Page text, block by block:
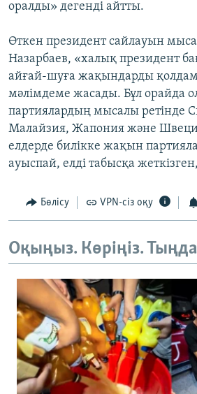
оралды» дегенді айтты.
Өткен президент сайлауын
Назарбаев, «халық президент
айғай-шуға жақындарды
мәлімдеме жасады. Бұл орайда
партиялардың мысалы ретінде
Малайзия, Жапония және
елдерде билікке жақын
ауыспай, елді табысқа
Бөлісу VPN-сіз оқу
Оқыңыз. Көріңіз.